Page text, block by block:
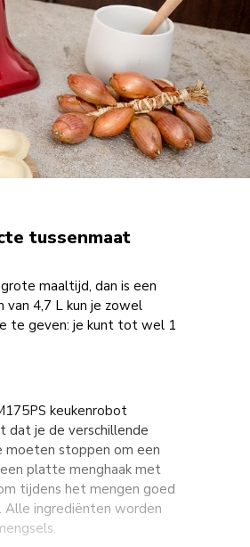
tussenmaat
maaltijd, dan is een
van 4,7 L kun je zowel
te geven: je kunt tot wel 1
keukenrobot
dat je de verschillende
stoppen om een
platte menghaak met
tijdens het mengen goed
Alle ingrediënten worden